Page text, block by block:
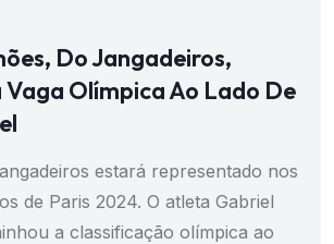
Do Jangadeiros,
Vaga Olímpica Ao Lado De
estará representado nos
de Paris 2024. O atleta Gabriel
a classificação olímpica ao